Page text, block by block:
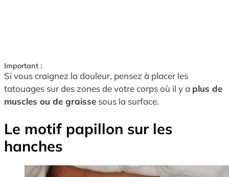
Important :
Si vous craignez la douleur, pensez à placer les
tatouages sur des zones de votre corps où il y a plus de
muscles ou de graisse sous la surface.
Le motif papillon sur les
hanches